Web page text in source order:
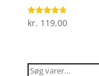
Vurderet
4.7
kr. 119,00
Søg